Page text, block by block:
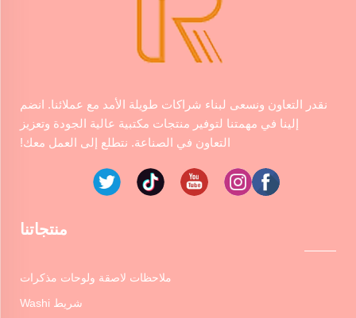
نقدر التعاون ونسعى لبناء شراكات طويلة الأمد مع عملائنا. انضم
إلينا في مهمتنا لتوفير منتجات مكتبية عالية الجودة وتعزيز
التعاون في الصناعة. نتطلع إلى العمل معك!
منتجاتنا
ملاحظات لاصقة ولوحات مذكرات
شريط Washi